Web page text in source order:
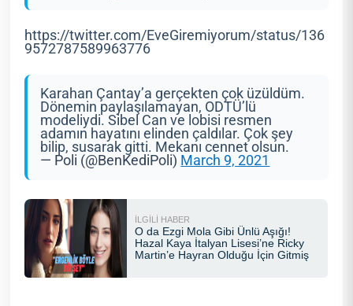
https://twitter.com/EveGiremiyorum/status/136
9572787589963776
Karahan Çantay’a gerçekten çok üzüldüm.
Dönemin paylaşılamayan, ODTÜ’lü
modeliydi. Sibel Can ve lobisi resmen
adamın hayatını elinden çaldılar. Çok şey
bilip, susarak gitti. Mekanı cennet olsun.
— Poli (@BenKediPoli) March 9, 2021